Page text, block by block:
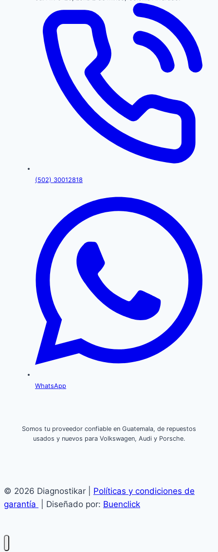
(502) 30012818
WhatsApp
Somos tu proveedor confiable en Guatemala, de repuestos
usados y nuevos para Volkswagen, Audi y Porsche.
© 2026 Diagnostikar | Políticas y condiciones de
garantía
| Diseñado por: Buenclick